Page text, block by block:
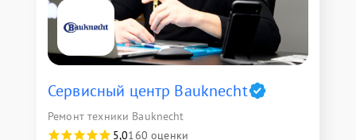
Сервисный центр Bauknecht
Ремонт техники Bauknecht
5,0160 оценки